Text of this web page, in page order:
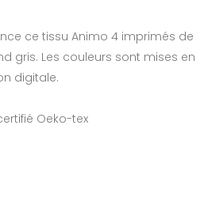
ce tissu Animo 4 imprimés de
gris. Les couleurs sont mises en
digitale.
Oeko-tex